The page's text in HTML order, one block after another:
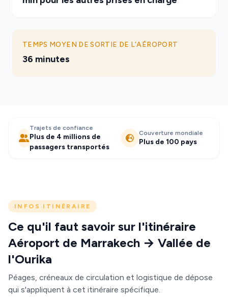
TEMPS MOYEN DE SORTIE DE L’AÉROPORT
36 minutes
Trajets de confiance
Plus de 4 millions de
passagers transportés
Couverture mondiale
Plus de 100 pays
INFOS ITINÉRAIRE
Ce qu'il faut savoir sur l'itinéraire
Aéroport de Marrakech → Vallée de
l'Ourika
Péages, créneaux de circulation et logistique de dépose
qui s'appliquent à cet itinéraire spécifique.